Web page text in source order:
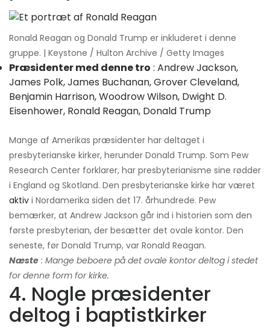
Ronald Reagan og Donald Trump er inkluderet i denne
gruppe. | Keystone / Hulton Archive / Getty Images
Præsidenter med denne tro : Andrew Jackson,
James Polk, James Buchanan, Grover Cleveland,
Benjamin Harrison, Woodrow Wilson, Dwight D.
Eisenhower, Ronald Reagan, Donald Trump
Mange af Amerikas præsidenter har deltaget i
presbyterianske kirker, herunder Donald Trump. Som Pew
Research Center forklarer, har presbyterianisme sine rødder
i England og Skotland. Den presbyterianske kirke har været
aktiv i Nordamerika siden det 17. århundrede. Pew
bemærker, at Andrew Jackson går ind i historien som den
første presbyterian, der besætter det ovale kontor. Den
seneste, før Donald Trump, var Ronald Reagan.
Næste : Mange beboere på det ovale kontor deltog i stedet
for denne form for kirke.
4. Nogle præsidenter
deltog i baptistkirker